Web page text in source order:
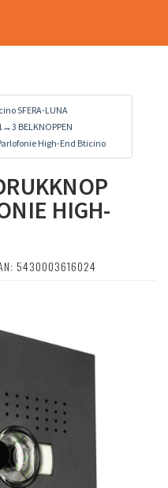
SFERA-LUNA
BELKNOPPEN
High-End Bticino
HIGH-
5430003616024